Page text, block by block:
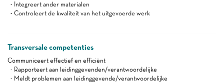
- Integreert ander materialen
- Controleert de kwaliteit van het uitgevoerde werk
Transversale competenties
Communiceert effectief en efficiënt
- Rapporteert aan leidinggevenden/verantwoordelijke
- Meldt problemen aan leidinggevende/verantwoordelijke